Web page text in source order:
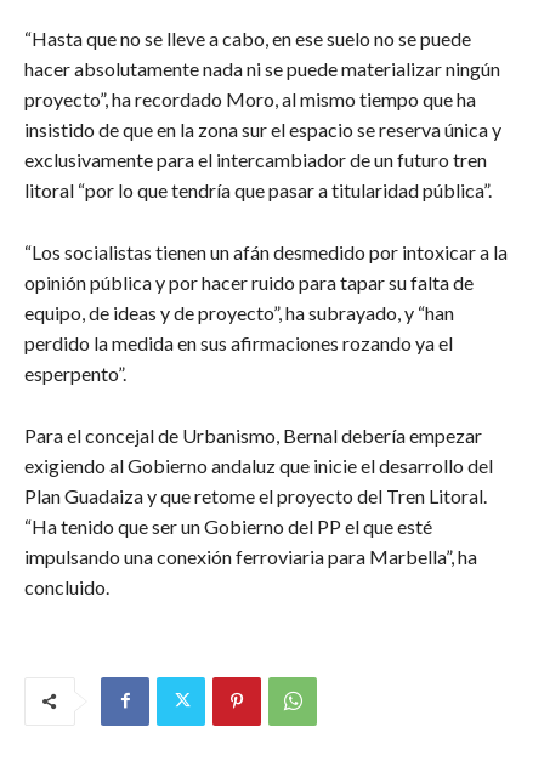
“Hasta que no se lleve a cabo, en ese suelo no se puede
hacer absolutamente nada ni se puede materializar ningún
proyecto”, ha recordado Moro, al mismo tiempo que ha
insistido de que en la zona sur el espacio se reserva única y
exclusivamente para el intercambiador de un futuro tren
litoral “por lo que tendría que pasar a titularidad pública”.
“Los socialistas tienen un afán desmedido por intoxicar a la
opinión pública y por hacer ruido para tapar su falta de
equipo, de ideas y de proyecto”, ha subrayado, y “han
perdido la medida en sus afirmaciones rozando ya el
esperpento”.
Para el concejal de Urbanismo, Bernal debería empezar
exigiendo al Gobierno andaluz que inicie el desarrollo del
Plan Guadaiza y que retome el proyecto del Tren Litoral.
“Ha tenido que ser un Gobierno del PP el que esté
impulsando una conexión ferroviaria para Marbella”, ha
concluido.